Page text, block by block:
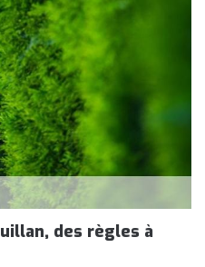
des règles à